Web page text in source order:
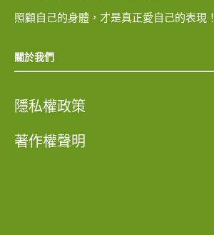
照顧自己的身體，才是真正愛自己的表現！
關於我們
隱私權政策
著作權聲明